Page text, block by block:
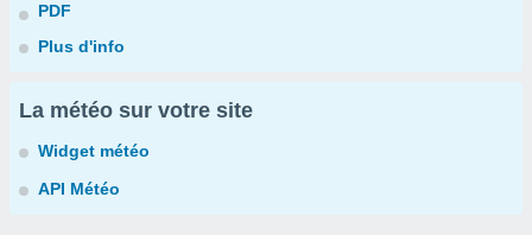
PDF
Plus d'info
La météo sur votre site
Widget météo
API Météo